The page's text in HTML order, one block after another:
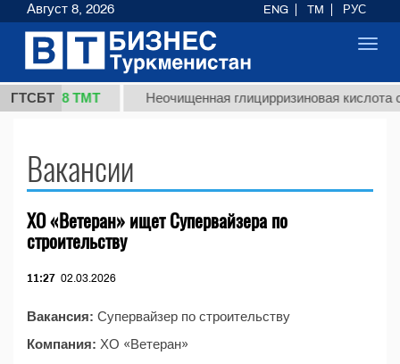
ГТСБТ37,8 ТМТ Неочищенная глицирризиновая кислота
Вакансии
ХО «Ветеран» ищет Супервайзера по
строительству
11:27 02.03.2026
Вакансия: Супервайзер по строительству
Компания: ХО «Ветеран»
Август 8, 2026 ENG TM РУС